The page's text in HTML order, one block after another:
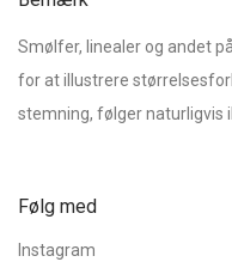
Smølfer, linealer og andet
for at illustrere
stemning, følger naturligvis
Følg med
Instagram